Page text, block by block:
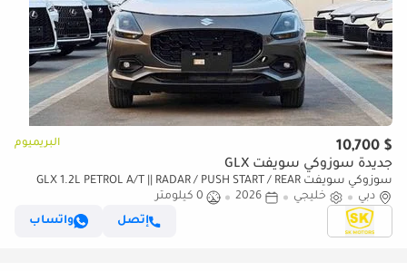
$ 10,700 البريميوم
جديدة سوزوكي سويفت GLX
سوزوكي سويفت GLX 1.2L PETROL A/T || RADAR / PUSH START / REAR
PARKING SENSOR / REAR CAMERA (CODE # SWGLXFO)
دبي خليجي 2026
0 كيلومتر
إتصل
واتساب